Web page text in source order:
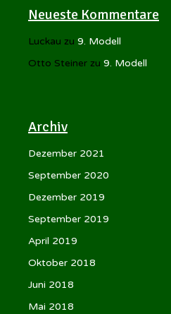
Neueste Kommentare
Luckau zu 9. Modell
Otto Steiner zu 9. Modell
Archiv
Dezember 2021
September 2020
Dezember 2019
September 2019
April 2019
Oktober 2018
Juni 2018
Mai 2018